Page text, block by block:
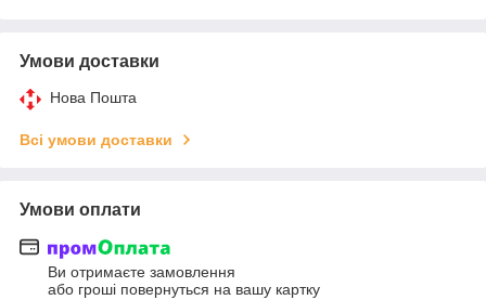
Умови доставки
Нова Пошта
Всі умови доставки
Умови оплати
Ви отримаєте замовлення
або гроші повернуться на вашу картку